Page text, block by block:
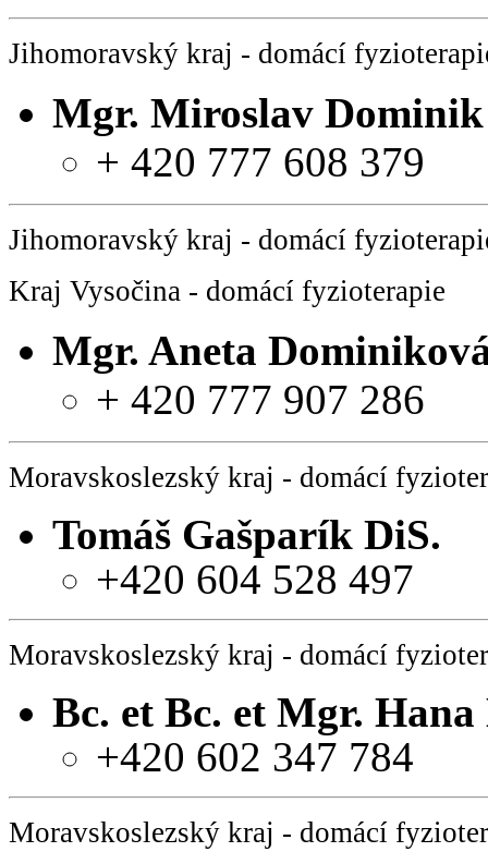
Jihomoravský kraj - domácí
Mgr. Miroslav Dominik
+ 420 777 608 379
Jihomoravský kraj - domácí
Kraj Vysočina - domácí fyzioterapie
Mgr. Aneta
+ 420 777 907 286
Moravskoslezský kraj - domácí
Tomáš Gašparík DiS.
+420 604 528 497
Moravskoslezský kraj - domácí
Bc. et Bc. et Mgr.
+420 602 347 784
Moravskoslezský kraj - domácí